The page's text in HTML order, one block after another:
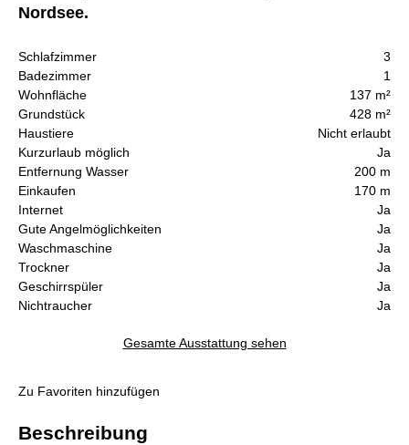
Nordsee.
Schlafzimmer
3
Badezimmer
1
Wohnfläche
137 m²
Grundstück
428 m²
Haustiere
Nicht erlaubt
Kurzurlaub möglich
Ja
Entfernung Wasser
200 m
Einkaufen
170 m
Internet
Ja
Gute Angelmöglichkeiten
Ja
Waschmaschine
Ja
Trockner
Ja
Geschirrspüler
Ja
Nichtraucher
Ja
Gesamte Ausstattung sehen
Zu Favoriten hinzufügen
Beschreibung